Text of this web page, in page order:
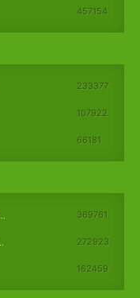
457154
233377
107922
66181
369761
272923
162459